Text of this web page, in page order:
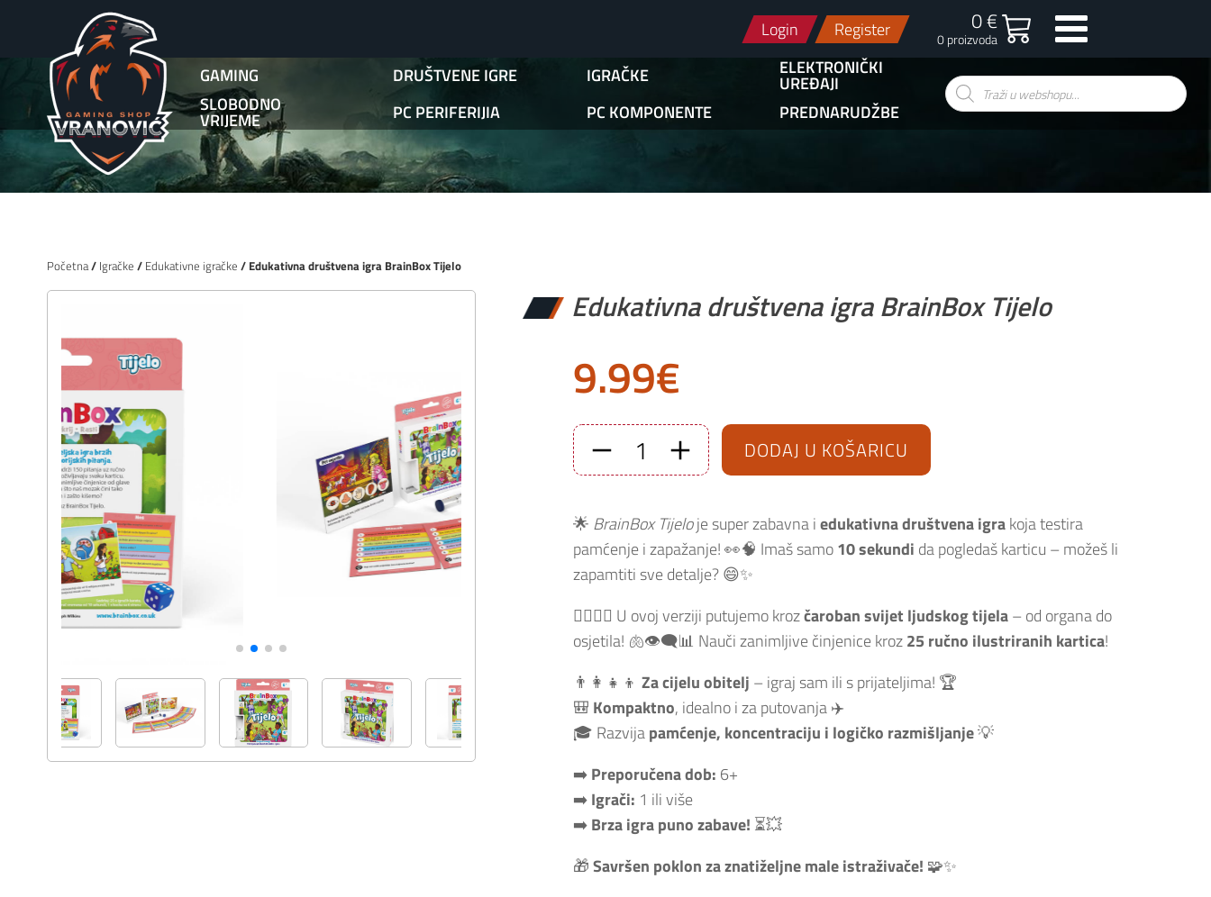
Login Register 0 €
0 proizvoda
GAMING DRUŠTVENE IGRE IGRAČKE ELEKTRONIČKI
UREĐAJI
SLOBODNO
VRIJEME PC PERIFERIJIA PC KOMPONENTE PREDNARUDŽBE
Products
search
Početna/ Igračke / Edukativne igračke / Edukativna društvena igra BrainBox Tijelo
Edukativna društvena igra BrainBox Tijelo
9.99€
društvena
Tijelo
količina
DODAJ U KOŠARICU
🌟 BrainBox Tijeloje super zabavna iedukativna društvena igrakoja testira
pamćenje i zapažanje! 👀🧠 Imaš samo10 sekundi da pogledaš karticu – možeš li
zapamtiti sve detalje? 😄✨
🧍‍♂️🧍‍♀️ U ovoj verziji putujemo krozčaroban svijet ljudskog tijela– od organa do
osjetila! 🫁👁️‍🗨️📊 Nauči zanimljive činjenice kroz25 ručno ilustriranih kartica!
👨‍👩‍👧‍👦 Za cijelu obitelj – igraj sam ili s prijateljima! 🏆
🎒 Kompaktno, idealno i za putovanja ✈️
🎓 Razvijapamćenje, koncentraciju i logičko razmišljanje💡
➡️Preporučena dob: 6+
➡️Igrači: 1 ili više
➡️Brza igra puno zabave! ⏳💥
🎁Savršen poklon za znatiželjne male istraživače! 🧩✨